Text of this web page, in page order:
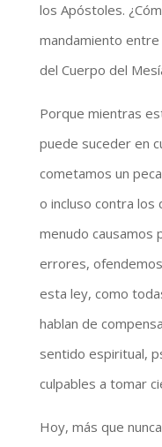
los Apóstoles.
mandamiento
del Cuerpo del
Porque mientras
puede suceder en
cometamos un
o incluso contra los
menudo causamos
errores,
esta ley, como
hablan de
sentido espiritual,
culpables a tomar
Hoy, más que